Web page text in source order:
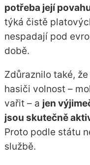
potřeba její
týká čistě
nespadají pod
době.
Zdůraznilo také,
hasiči volnost –
vařit – a jen
jsou skutečně
Proto podle státu
službě.